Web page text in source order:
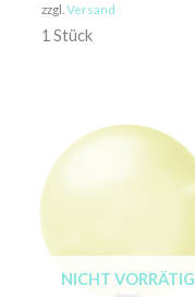
zzgl. Versand
1 Stück
NICHT VORRÄTIG